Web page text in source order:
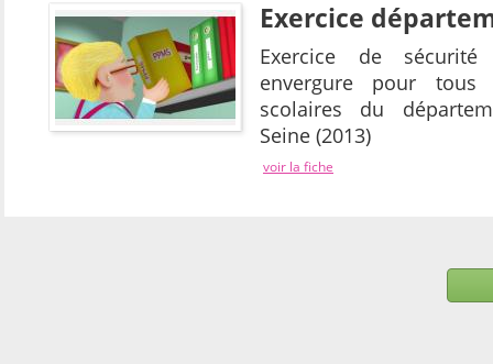
Exercice
Exercice de
envergure pour tous
scolaires du
Seine (2013)
voir la fiche